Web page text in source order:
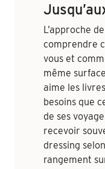
L’approche
comprendre
vous et
même
aime les
besoins que
de ses
recevoir
dressing
rangement